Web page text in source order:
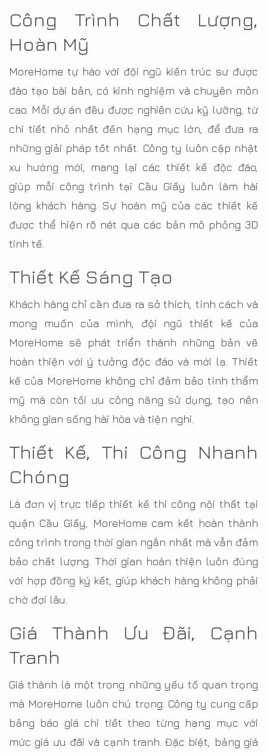
Công Trình Chất Lượng,
Hoàn Mỹ
MoreHome tự hào với đội ngũ kiến trúc sư được
đào tạo bài bản, có kinh nghiệm và chuyên môn
cao. Mỗi dự án đều được nghiên cứu kỹ lưỡng, từ
chi tiết nhỏ nhất đến hạng mục lớn, để đưa ra
những giải pháp tốt nhất. Công ty luôn cập nhật
xu hướng mới, mang lại các thiết kế độc đáo,
giúp mỗi công trình tại Cầu Giấy luôn làm hài
lòng khách hàng. Sự hoàn mỹ của các thiết kế
được thể hiện rõ nét qua các bản mô phỏng 3D
tinh tế.
Thiết Kế Sáng Tạo
Khách hàng chỉ cần đưa ra sở thích, tính cách và
mong muốn của mình, đội ngũ thiết kế của
MoreHome sẽ phát triển thành những bản vẽ
hoàn thiện với ý tưởng độc đáo và mới lạ. Thiết
kế của MoreHome không chỉ đảm bảo tính thẩm
mỹ mà còn tối ưu công năng sử dụng, tạo nên
không gian sống hài hòa và tiện nghi.
Thiết Kế, Thi Công Nhanh
Chóng
Là đơn vị trực tiếp thiết kế thi công nội thất tại
quận Cầu Giấy, MoreHome cam kết hoàn thành
công trình trong thời gian ngắn nhất mà vẫn đảm
bảo chất lượng. Thời gian hoàn thiện luôn đúng
với hợp đồng ký kết, giúp khách hàng không phải
chờ đợi lâu.
Giá Thành Ưu Đãi, Cạnh
Tranh
Giá thành là một trong những yếu tố quan trọng
mà MoreHome luôn chú trọng. Công ty cung cấp
bảng báo giá chi tiết theo từng hạng mục với
mức giá ưu đãi và cạnh tranh. Đặc biệt, bảng giá